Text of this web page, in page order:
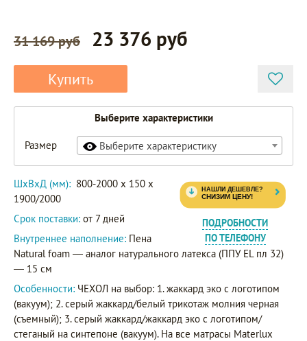
31 169 руб 23 376 руб
Купить
Выберите характеристики
Размер Выберите характеристику
ПОДРОБНОСТИ
ПО ТЕЛЕФОНУ
ШxВxД (мм): 800-2000 x 150 x
1900/2000
Срок поставки: от 7 дней
Внутреннее наполнение: Пена
Natural foаm — аналог натурального латекса (ППУ EL пл 32)
— 15 см
Особенности: ЧЕХОЛ на выбор: 1. жаккард эко с логотипом
(вакуум); 2. серый жаккард/белый трикотаж молния черная
(съемный); 3. серый жаккард/жаккард эко с логотипом/
стеганый на синтепоне (вакуум). На все матрасы Materlux